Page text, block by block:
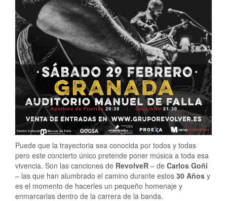
Puede que la trayectoria sea conocida por todos y todas
pero este concierto único pretende poner música a toda esa
vivencia. Son las canciones de RevolveR – de Carlos Goñi
– las que han alumbrado el camino durante estos 30 Años y
es el momento de hacerles un pequeño homenaje y
enmarcarlas dentro de la carrera de la banda.